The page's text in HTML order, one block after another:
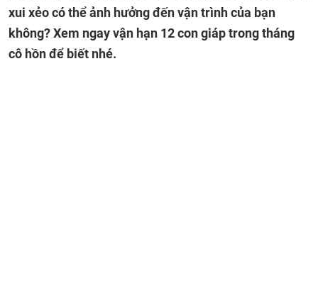
xui xẻo có thể ảnh hưởng đến vận trình của bạn
không? Xem ngay vận hạn 12 con giáp trong tháng
cô hồn để biết nhé.